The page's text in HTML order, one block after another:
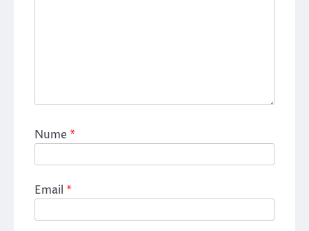
Nume*
Email *